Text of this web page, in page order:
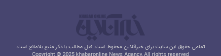
تمامی حقوق این سایت برای خبرآنلاین محفوظ است. نقل مطالب با ذکر منبع بلامانع است.